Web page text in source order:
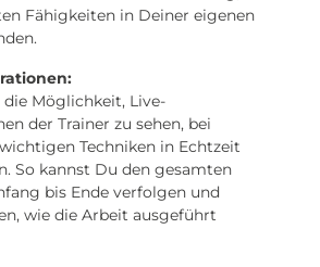
Fähigkeiten in Deiner eigenen
Möglichkeit, Live-
der Trainer zu sehen, bei
Techniken in Echtzeit
So kannst Du den gesamten
bis Ende verfolgen und
wie die Arbeit ausgeführt